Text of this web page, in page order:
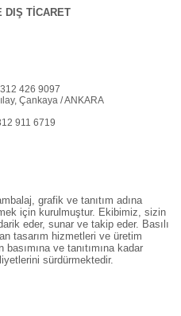
DIŞ TİCARET
426 9097
Çankaya / ANKARA
911 6719
Bulv. NEXTLEVEL Tower
/ ANKARA
Caddesi, Nurol Tower Şişli
grafik ve tanıtım adına
için kurulmuştur. Ekibimiz, sizin
eder, sunar ve takip eder. Basılı
tasarım hizmetleri ve üretim
basımına ve tanıtımına kadar
sürdürmektedir.